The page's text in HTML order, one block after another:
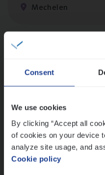
Consent
We use cookies
By clicking “Accept all
of cookies on your device
analyze site usage, and
Cookie policy
Mechelen
Insurance Operations
Antwerpen en
Dos­sier­be­heer­der
Pro­fit en Public
Insurance Operations